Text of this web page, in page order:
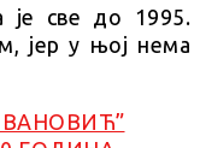
је све до 1995.
јер у њој нема